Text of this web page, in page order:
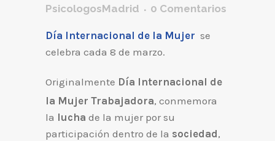
PsicologosMadrid
0 Comentarios
Día Internacional de la Mujer se
celebra cada 8 de marzo.
Originalmente Día Internacional de
la Mujer Trabajadora, ​ conmemora
la lucha de la mujer por su
participación dentro de la sociedad,